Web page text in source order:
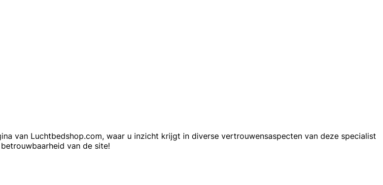
van Luchtbedshop.com, waar u inzicht krijgt in diverse vertrouwensaspecten van deze specialist
van de site!